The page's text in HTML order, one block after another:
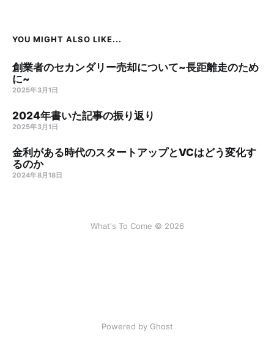
YOU MIGHT ALSO LIKE...
創業者のセカンダリー売却について~長距離走のため
に~
2025年3月1日
2024年書いた記事の振り返り
2025年3月1日
金利がある時代のスタートアップとVCはどう変化す
るのか
2024年8月18日
What's To Come © 2026
Powered by Ghost